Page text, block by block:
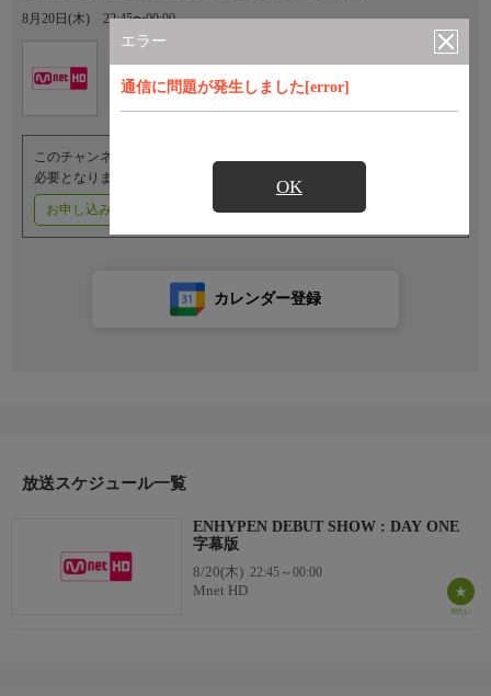
エラー
通信に問題が発生しました[error]
OK
8月20日(木) 22:45〜00:00
このチャンネルのご視聴には、オプションチャンネル(有料)のご契約が
必要となります。
お申し込みはこちら ご利用料金はこちら
カレンダー登録
放送スケジュール一覧
ENHYPEN DEBUT SHOW : DAY ONE
字幕版
8/20(木) 22:45～00:00
Mnet HD